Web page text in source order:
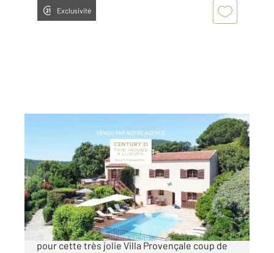
Exclusivité
CAVALAIRE SUR MER 83
, 7 pièces
Ref : 4814
Maison à vendre
1 299 000 €
VENDU PAR NOTRE AGENCE Superbe vue mer
pour cette très jolie Villa Provençale coup de